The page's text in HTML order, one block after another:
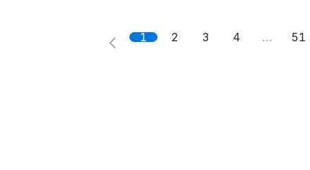
1 2 3 4 … 51